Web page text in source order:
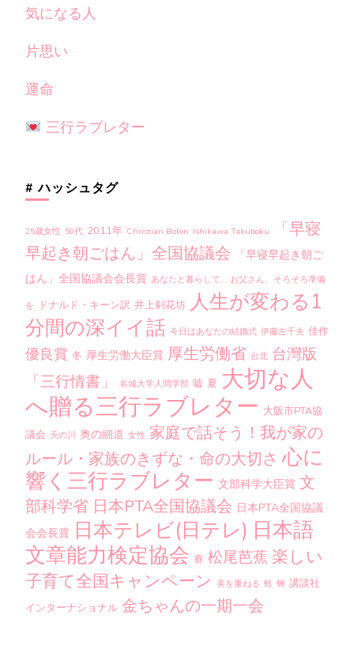
気になる人
片思い
運命
三行ラブレター
# ハッシュタグ
25歳女性 50代 2011年 Christian Bobin Ishikawa Takuboku
「早寝
早起き朝ごはん」全国協議会
「早寝早起き朝ご
はん」全国協議会会長賞 あなたと暮らして… お父さん、そろそろ準備
を ドナルド・キーン訳 井上剣花坊 人生が変わる1
分間の深イイ話 今日はあなたの結婚式 伊藤左千夫 佳作
優良賞 冬 厚生労働大臣賞 厚生労働省 台北 台灣版
「三行情書」
名城大学人間学部 嘘 夏 大切な人
へ贈る三行ラブレター 大阪市PTA協
議会 天の川 奥の細道 女性 家庭で話そう！我が家の
ルール・家族のきずな・命の大切さ 心に
響く三行ラブレター 文部科学大臣賞 文
部科学省 日本PTA全国協議会 日本PTA全国協議
会会長賞 日本テレビ(日テレ) 日本語
文章能力検定協会 春 松尾芭蕉 楽しい
子育て全国キャンペーン 美を重ねる 蛙 蝉 講談社
インターナショナル 金ちゃんの一期一会